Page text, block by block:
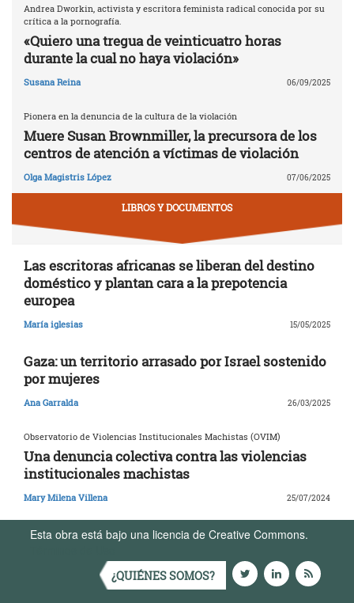
Andrea Dworkin, activista y escritora feminista radical conocida por su
crítica a la pornografía.
«Quiero una tregua de veinticuatro horas
durante la cual no haya violación»
Susana Reina 06/09/2025
Pionera en la denuncia de la cultura de la violación
Muere Susan Brownmiller, la precursora de los
centros de atención a víctimas de violación
Olga Magistris López 07/06/2025
LIBROS Y DOCUMENTOS
Las escritoras africanas se liberan del destino
doméstico y plantan cara a la prepotencia
europea
María iglesias 15/05/2025
Gaza: un territorio arrasado por Israel sostenido
por mujeres
Ana Garralda 26/03/2025
Observatorio de Violencias Institucionales Machistas (OVIM)
Una denuncia colectiva contra las violencias
institucionales machistas
Mary Milena Villena 25/07/2024
Esta obra está bajo una licencia de Creative Commons.
¿QUIÉNES SOMOS?